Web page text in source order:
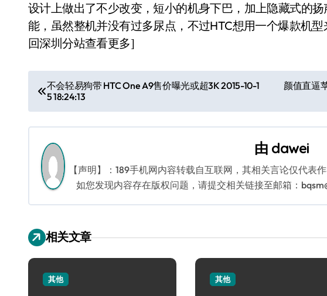
设计上做出了不少改变，短小的机身下巴，加上隐藏式的
能，虽然整机并没有过多尿点，不过HTC想用一个爆款机型
回深圳分站查看更多]
文
章
导
航
不会轻易狗带 HTC One A9售价曝光或超3K 2015-10-1
5 18:24:13
颜值直逼
由 dawei
【声明】：189手机网内容转载自互联网，其相关言论仅代表
如您发现内容存在版权问题，请提交相关链接至邮箱：
相关文章
其他 其他